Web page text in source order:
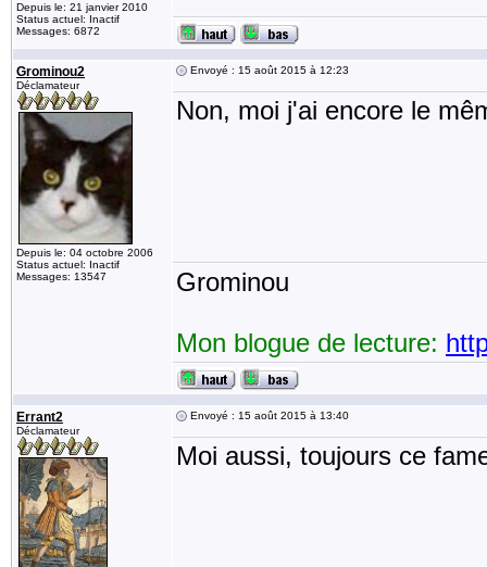
Depuis le: 21 janvier 2010
Status actuel: Inactif
Messages: 6872
Grominou2
Déclamateur
Depuis le: 04 octobre 2006
Status actuel: Inactif
Messages: 13547
Envoyé : 15 août 2015 à 12:23
Non, moi j'ai encore le
Grominou
Mon blogue de lecture:
Errant2
Déclamateur
Envoyé : 15 août 2015 à 13:40
Moi aussi, toujours ce